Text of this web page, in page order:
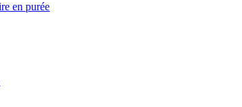
en purée